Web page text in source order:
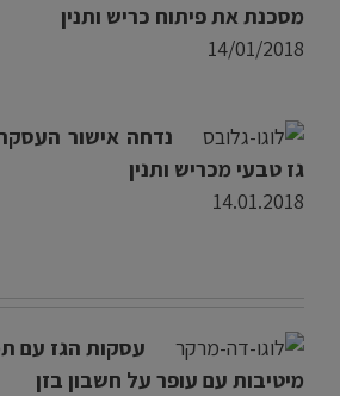
מסכנת את פיתוח כריש ותנין
14/01/2018
נדחה אישור
גז טבעי מכריש ותנין
14.01.2018
עסקות הגז עם
מיטיבות עם עופר על חשבון בזן